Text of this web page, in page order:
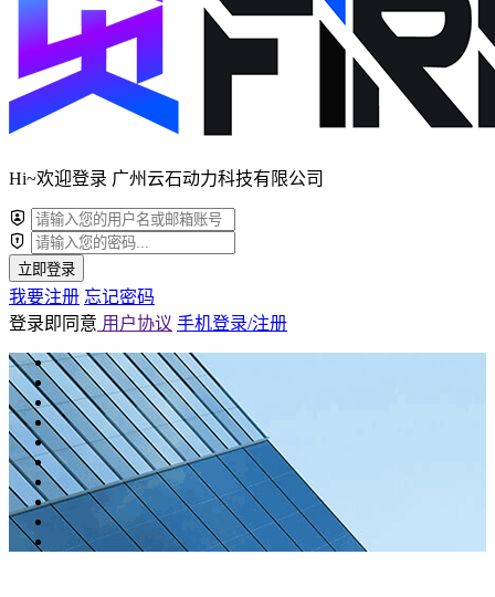
Hi~欢迎登录 广州云石动力科技有限公司
立即登录
我要注册 忘记密码
登录即同意 用户协议 手机登录/注册